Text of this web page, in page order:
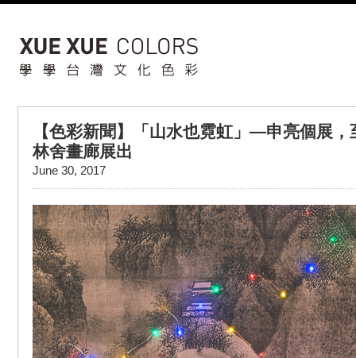
【色彩新聞】「山水也霓虹」—申亮個展
林舍畫廊展出
June 30, 2017